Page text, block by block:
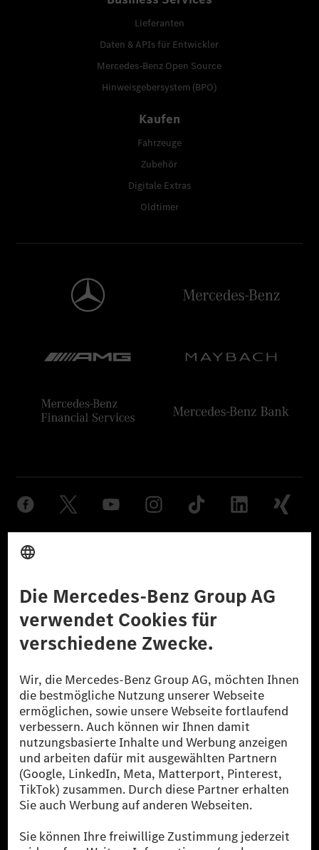
Lieferanten
Daten & APIs für Entwickler
Mercedes-Benz Open Source
Hinweisgebersystem (BPO)
Kaufen
Fahrzeuge
Zubehör
Digitale Extras
Oldtimer
© 2026 Mercedes-Benz Group AG. Alle Rechte vorbehalten.
reduzierte CO₂-Emissionen bei der Mercedes-Benz Group durch
zertifizierte Ausgleichsprojekte kompensiert werden.
[2] Renewable Charging ist ein integraler Bestandteil von MB.CHARGE
Public in Europa, den USA, Kanada und China. Sofern an der jeweiligen
Ladestation noch kein Strom aus erneuerbaren Energien vorliegt,
verwendet Renewable Charging Grünstromzertifikate*. Diese stellen
sicher, dass für Ladevorgänge über MB.CHARGE Public eine äquivalente
Strommenge aus erneuerbaren Energien ins Stromnetz eingespeist wird.
Sie stammen ausschließlich aus Wind- und Solarkraftanlagen, die jünger
als sechs Jahre sind.
* Inkl. EKOenergy Ökolabel
* Die angegebenen Werte wurden nach dem vorgeschriebenen
Messverfahren WLTP (Worldwide harmonised Light vehicles Test